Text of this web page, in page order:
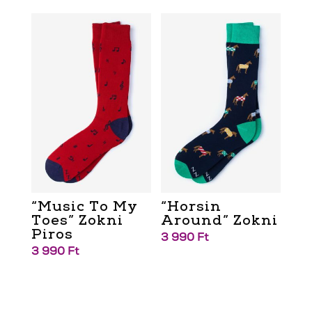
“Music To My
Toes” Zokni
Piros
3 990 Ft
“Horsin
Around” Zokni
3 990 Ft